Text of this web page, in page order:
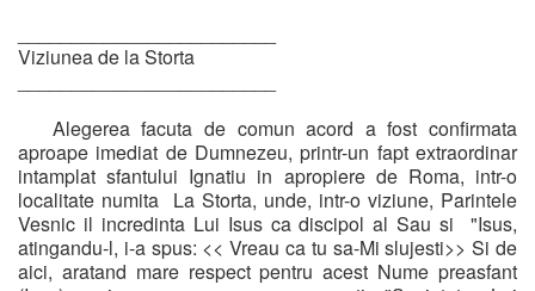
Viziunea de la Storta
Alegerea facuta de comun acord a fost confirmata
aproape imediat de Dumnezeu, printr-un fapt extraordinar
intamplat sfantului Ignatiu in apropiere de Roma, intr-o
localitate numita La Storta, unde, intr-o viziune, Parintele
Vesnic il incredinta Lui Isus ca discipol al Sau si "Isus,
atingandu-l, i-a spus: << Vreau ca tu sa-Mi slujesti>> Si de
aici, aratand mare respect pentru acest Nume preasfant